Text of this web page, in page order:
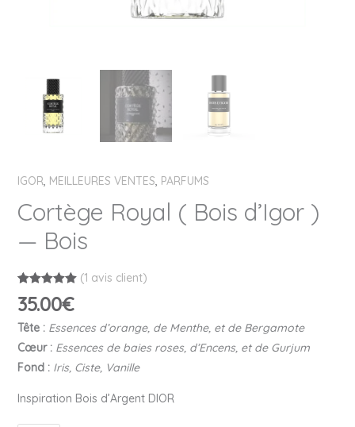
IGOR, MEILLEURES VENTES, PARFUMS
Cortège Royal ( Bois d’Igor )
— Bois
Noté 5.00
sur 5
1
notation
(1 avis client)
35.00€
Tête :Essences d’orange, de Menthe, et de Bergamote
Cœur :Essences de baies roses, d’Encens, et de Gurjum
Fond : Iris, Ciste, Vanille
Inspiration Bois d’Argent DIOR